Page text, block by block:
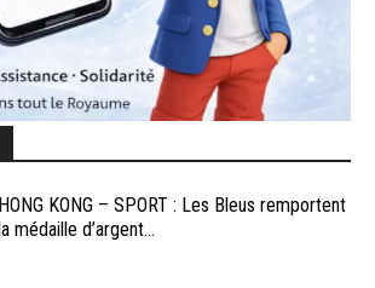
HONG KONG – SPORT : Les Bleus remportent
la médaille d’argent...